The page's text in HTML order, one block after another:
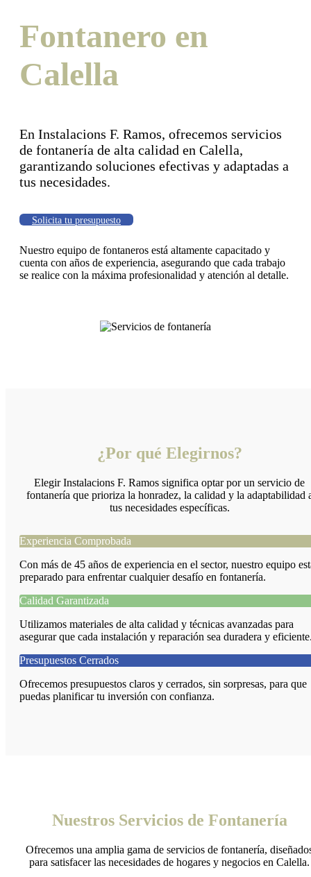
Fontanero en
Calella
En Instalacions F. Ramos, ofrecemos servicios
de fontanería de alta calidad en Calella,
garantizando soluciones efectivas y adaptadas a
tus necesidades.
Solicita tu presupuesto
Nuestro equipo de fontaneros está altamente capacitado y
cuenta con años de experiencia, asegurando que cada trabajo
se realice con la máxima profesionalidad y atención al detalle.
¿Por qué Elegirnos?
Elegir Instalacions F. Ramos significa optar por un servicio de
fontanería que prioriza la honradez, la calidad y la adaptabilidad
tus necesidades específicas.
Experiencia Comprobada
Con más de 45 años de experiencia en el sector, nuestro equipo
preparado para enfrentar cualquier desafío en fontanería.
Calidad Garantizada
Utilizamos materiales de alta calidad y técnicas avanzadas para
asegurar que cada instalación y reparación sea duradera y
Presupuestos Cerrados
Ofrecemos presupuestos claros y cerrados, sin sorpresas, para que
puedas planificar tu inversión con confianza.
Nuestros Servicios de Fontanería
Ofrecemos una amplia gama de servicios de fontanería,
para satisfacer las necesidades de hogares y negocios en Calella.